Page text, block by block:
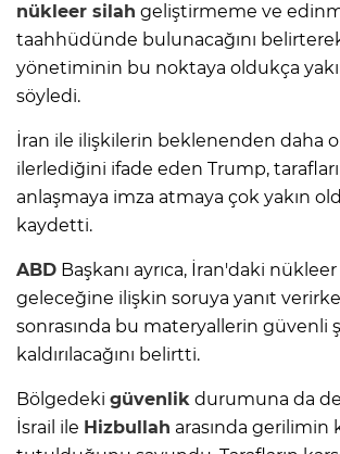
nükleer silah geliştirmeme ve
taahhüdünde bulunacağını
yönetiminin bu noktaya oldukça
söyledi.
İran ile ilişkilerin beklenenden daha
ilerlediğini ifade eden Trump,
anlaşmaya imza atmaya çok yakın
kaydetti.
ABD Başkanı ayrıca, İran'daki
geleceğine ilişkin soruya yanıt
sonrasında bu materyallerin güvenli
kaldırılacağını belirtti.
Bölgedeki güvenlik durumuna da
İsrail ile Hizbullah arasında gerilimin